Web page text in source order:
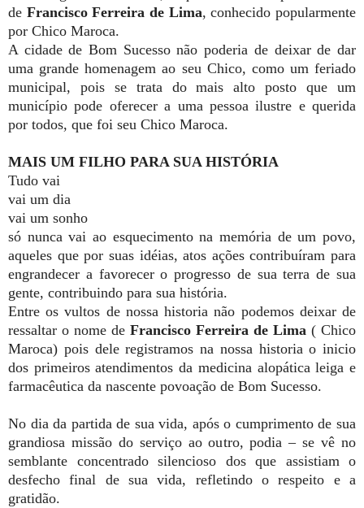
de Francisco Ferreira de Lima, conhecido popularmente
por Chico Maroca.
A cidade de Bom Sucesso não poderia de deixar de dar
uma grande homenagem ao seu Chico, como um feriado
municipal, pois se trata do mais alto posto que um
município pode oferecer a uma pessoa ilustre e querida
por todos, que foi seu Chico Maroca.
MAIS UM FILHO PARA SUA HISTÓRIA
Tudo vai
vai um dia
vai um sonho
só nunca vai ao esquecimento na memória de um povo,
aqueles que por suas idéias, atos ações contribuíram para
engrandecer a favorecer o progresso de sua terra de sua
gente, contribuindo para sua história.
Entre os vultos de nossa historia não podemos deixar de
ressaltar o nome de Francisco Ferreira de Lima ( Chico
Maroca) pois dele registramos na nossa historia o inicio
dos primeiros atendimentos da medicina alopática leiga e
farmacêutica da nascente povoação de Bom Sucesso.
No dia da partida de sua vida, após o cumprimento de sua
grandiosa missão do serviço ao outro, podia – se vê no
semblante concentrado silencioso dos que assistiam o
desfecho final de sua vida, refletindo o respeito e a
gratidão.